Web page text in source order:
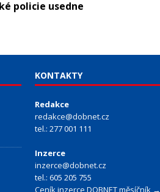
policie usedne
KONTAKTY
Redakce
redakce@dobnet.cz
tel.: 277 001 111
Inzerce
inzerce@dobnet.cz
tel.: 605 205 755
Ceník inzerce DOBNET měsíčník →